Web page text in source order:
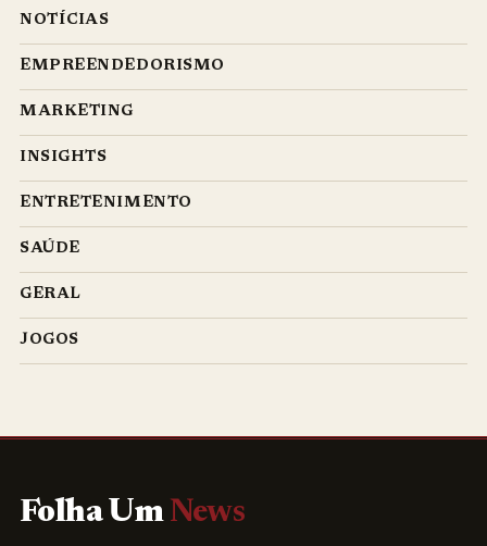
NOTÍCIAS
EMPREENDEDORISMO
MARKETING
INSIGHTS
ENTRETENIMENTO
SAÚDE
GERAL
JOGOS
Folha Um News